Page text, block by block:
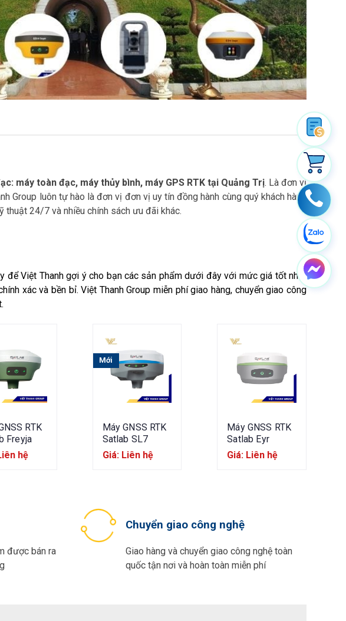
máy toàn đạc, máy thủy bình, máy GPS RTK tại Quảng Trị. Là đơn vị
Group luôn tự hào là đơn vị đơn vị uy tín đồng hành cùng quý khách hàng
thuật 24/7 và nhiều chính sách ưu đãi khác.
để Việt Thanhgợi ý cho bạn các sản phẩm dưới đây với mức giá tốt nhất
xác và bền bỉ. Việt Thanh Group miễn phí giao hàng, chuyển giao công
RTK
Freyja
hệ
Mới
Máy GNSS RTK
Satlab SL7
Giá: Liên hệ
Máy GNSS RTK
Satlab Eyr
Giá: Liên hệ
được bán ra
Chuyển giao công nghệ
Giao hàng và chuyển giao công nghệ toàn
quốc tận nơi và hoàn toàn miễn phí